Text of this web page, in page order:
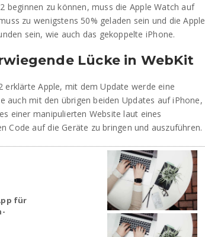
beginnen zu können, muss die Apple Watch auf
zu wenigstens 50% geladen sein und die Apple
sein, wie auch das gekoppelte iPhone.
Lücke in WebKit
erklärte Apple, mit dem Update werde eine
auch mit den übrigen beiden Updates auf iPhone,
einer manipulierten Website laut eines
Code auf die Geräte zu bringen und auszuführen.
für